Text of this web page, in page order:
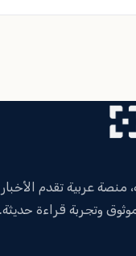
منصة عربية تقدم
وتجربة قراءة حديثة.